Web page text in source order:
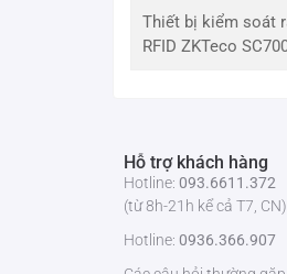
Mã sản phẩm
Dung lượng vân tay
Dung lượng khuôn
Thiết bị kiểm soát
RFID ZKTeco
Hỗ trợ khách hàng
Hotline: 093.6611.372
(từ 8h-21h kể cả T7, CN)
Hotline: 0936.366.907